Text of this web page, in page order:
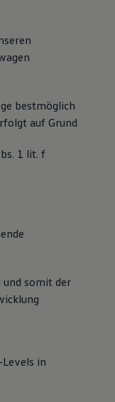
bestmöglich
auf Grund
1 lit. f
und somit der
Levels in